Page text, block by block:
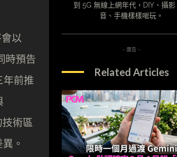
以
時預告
前推
術區
。
到 5G 無線上網年代，DIY、攝
音、手機樣樣啱玩。
- 廣告 -
Related Articles